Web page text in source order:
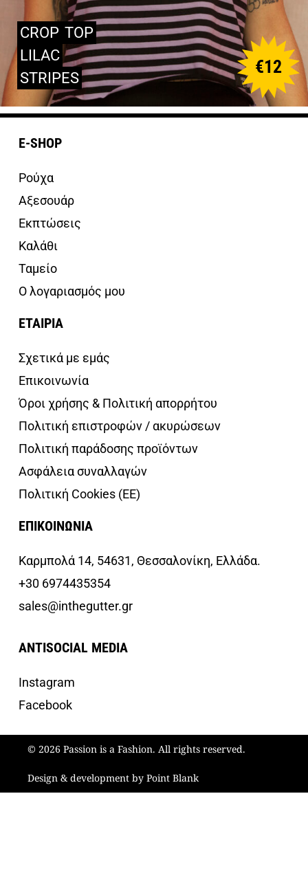
CROP TOP
LILAC
STRIPES
€12
E-SHOP
Ρούχα
Αξεσουάρ
Εκπτώσεις
Καλάθι
Ταμείο
Ο λογαριασμός μου
ΕΤΑΙΡΙΑ
Σχετικά με εμάς
Επικοινωνία
Όροι χρήσης & Πολιτική απορρήτου
Πολιτική επιστροφών / ακυρώσεων
Πολιτική παράδοσης προϊόντων
Ασφάλεια συναλλαγών
Πολιτική Cookies (ΕΕ)
ΕΠΙΚΟΙΝΩΝΙΑ
Καρμπολά 14, 54631, Θεσσαλονίκη, Ελλάδα.
+30 6974435354
sales@inthegutter.gr
ANTISOCIAL MEDIA
Instagram
Facebook
© 2026 Passion is a Fashion. All rights reserved.
Design & development by Point Blank